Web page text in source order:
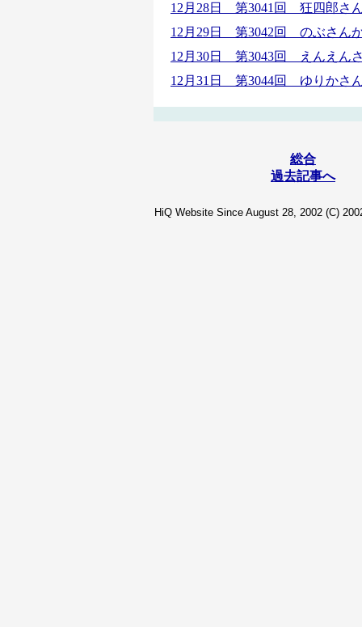
12月28日 第3041回 狂四郎さ
12月29日 第3042回 のぶさん
12月30日 第3043回 えんえん
12月31日 第3044回 ゆりかさ
総合
過去記事へ
HiQ Website Since August 28, 2002 (C)